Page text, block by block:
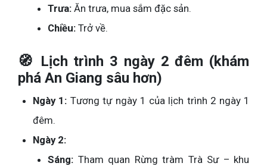
Trưa: Ăn trưa, mua sắm đặc sản.
Chiều: Trở về.
🧭 Lịch trình 3 ngày 2 đêm (khám
phá An Giang sâu hơn)
Ngày 1: Tương tự ngày 1 của lịch trình 2 ngày 1
đêm.
Ngày 2:
Sáng: Tham quan Rừng tràm Trà Sư – khu